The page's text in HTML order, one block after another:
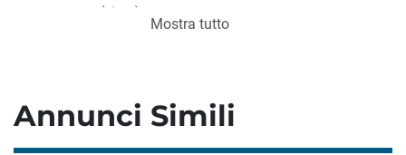
mm (circa)
Dimensioni interne: 100 x 600 x 1500 mm
CONSUMO ENERGETICO
Mostra tutto
Annunci Simili